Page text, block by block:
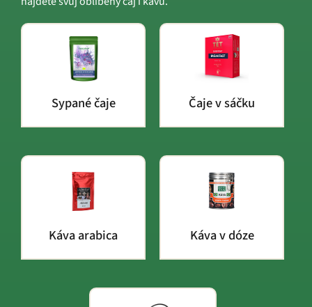
Sypané čaje Čaje v sáčku
Káva arabica Káva v dóze